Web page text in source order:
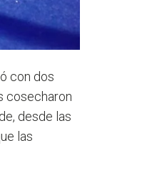
con dos
cosecharon
desde las
las